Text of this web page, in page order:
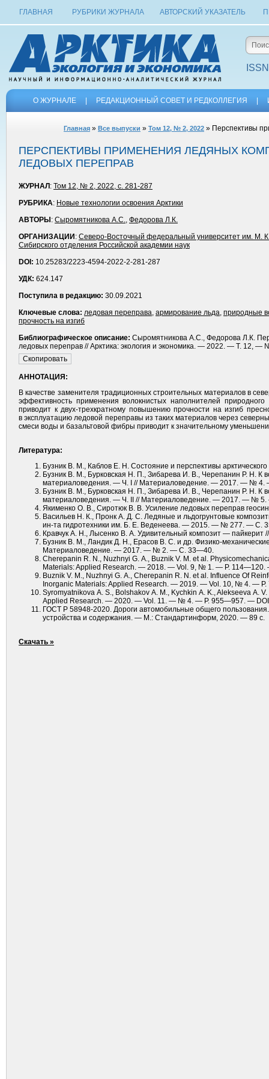
ГЛАВНАЯ РУБРИКИ ЖУРНАЛА АВТОРСКИЙ УКАЗАТЕЛЬ
О ЖУРНАЛЕ РЕДАКЦИОННЫЙ СОВЕТ И РЕДКОЛЛЕГИЯ
Главная » Все выпуски » Том 12, № 2, 2022 » Перспективы
ПЕРСПЕКТИВЫ ПРИМЕНЕНИЯ ЛЕДЯНЫХ
ЛЕДОВЫХ ПЕРЕПРАВ
ЖУРНАЛ : Том 12, № 2, 2022, с. 281-287
РУБРИКА: Новые технологии освоения Арктики
АВТОРЫ : Сыромятникова А.С., Федорова Л.К.
ОРГАНИЗАЦИИ : Северо-Восточный федеральный университет им. М.
Сибирского отделения Российской академии наук
DOI: 10.25283/2223-4594-2022-2-281-287
УДК: 624.147
Поступила в редакцию: 30.09.2021
Ключевые слова: ледовая переправа, армирование льда, природные
прочность на изгиб
Библиографическое описание: Сыромятникова А.С., Федорова Л.К.
ледовых переправ // Арктика: экология и экономика. — 2022. — Т. 12,
АННОТАЦИЯ:
В качестве заменителя традиционных строительных материалов в
эффективность применения волокнистых наполнителей
приводит к двух-трехкратному повышению прочности на изгиб
в эксплуатацию ледовой переправы из таких материалов через
смеси воды и базальтовой фибры приводит к значительному
Литература:
Бузник В. М., Каблов Е. Н. Состояние и перспективы
Бузник В. М., Бурковская Н. П., Зибарева И. В., Черепанин Р. Н. К
материаловедения. — Ч. I // Материаловедение. — 2017. — №
Бузник В. М., Бурковская Н. П., Зибарева И. В., Черепанин Р. Н. К
материаловедения. — Ч. II // Материаловедение. — 2017. — №
Якименко О. В., Сиротюк В. В. Усиление ледовых переправ
Васильев Н. К., Пронк А. Д. С. Ледяные и льдогрунтовые
ин-та гидротехники им. Б. Е. Веденеева. — 2015. — № 277. — С.
Кравчук А. Н., Лысенко В. А. Удивительный композит —
Бузник В. М., Ландик Д. Н., Ерасов В. С. и др. Физико-
Материаловедение. — 2017. — № 2. — С. 33—40.
Cherepanin R. N., Nuzhnyi G. A., Buznik V. M. et al.
Materials: Applied Research. — 2018. — Vol. 9, № 1. — P. 114—120.
Buznik V. M., Nuzhnyi G. A., Cherepanin R. N. et al. Influence Of
Inorganic Materials: Applied Research. — 2019. — Vol. 10, № 4. —
Syromyatnikova A. S., Bolshakov A. M., Kychkin A. K., Alekseeva A.
Applied Research. — 2020. — Vol. 11. — № 4. — P. 955—957. —
ГОСТ Р 58948-2020. Дороги автомобильные общего
устройства и содержания. — М.: Стандартинформ, 2020. — 89 c.
Скачать »